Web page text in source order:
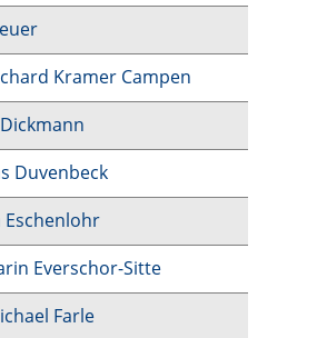
Kramer Campen
Duvenbeck
Eschenlohr
Everschor-Sitte
Farle